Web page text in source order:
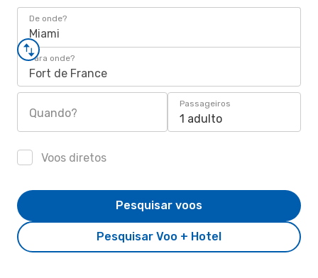
De onde?
Miami
Para onde?
Fort de France
Quando?
Passageiros
1 adulto
Voos diretos
Pesquisar Voo + Hotel
Pesquisar voos